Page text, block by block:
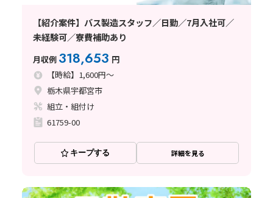
【紹介案件】バス製造スタッフ／日勤／7月入社可／
未経験可／寮費補助あり
月収例 318,653 円
【時給】1,600円～
栃木県宇都宮市
組立・組付け
61759-00
キープする 詳細を見る